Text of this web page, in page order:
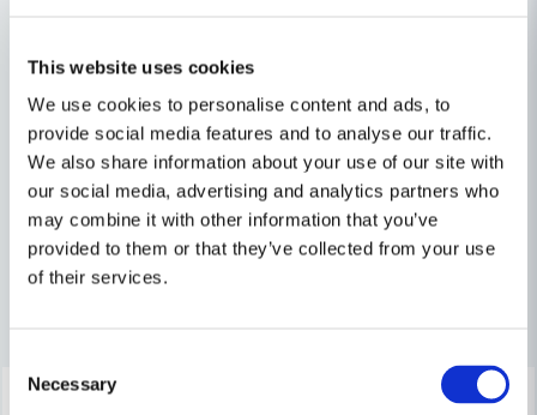
This website uses cookies
We use cookies to personalise content and ads, to
provide social media features and to analyse our traffic.
We also share information about your use of our site with
our social media, advertising and analytics partners who
may combine it with other information that you’ve
provided to them or that they’ve collected from your use
of their services.
Selection
Necessary
name
Namn
email
Mejladress
Säkerhetsdatablad Saltsyra 5L
165.05 KB
Relaterade kategorier
Tekniska kemikalier
Kemteknik
Byggtillbehör
Lagerrensning upp till